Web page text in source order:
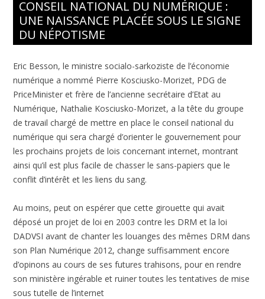
CONSEIL NATIONAL DU NUMÉRIQUE :
UNE NAISSANCE PLACÉE SOUS LE SIGNE
DU NÉPOTISME
Eric Besson, le ministre socialo-sarkoziste de l’économie
numérique a nommé Pierre Kosciusko-Morizet, PDG de
PriceMinister et frère de l’ancienne secrétaire d’Etat au
Numérique, Nathalie Kosciusko-Morizet, a la tête du groupe
de travail chargé de mettre en place le conseil national du
numérique qui sera chargé d’orienter le gouvernement pour
les prochains projets de lois concernant internet, montrant
ainsi qu’il est plus facile de chasser le sans-papiers que le
conflit d’intérêt et les liens du sang.
Au moins, peut on espérer que cette girouette qui avait
déposé un projet de loi en 2003 contre les DRM et la loi
DADVSI avant de chanter les louanges des mêmes DRM dans
son Plan Numérique 2012, change suffisamment encore
d’opinons au cours de ses futures trahisons, pour en rendre
son ministère ingérable et ruiner toutes les tentatives de mise
sous tutelle de l’internet